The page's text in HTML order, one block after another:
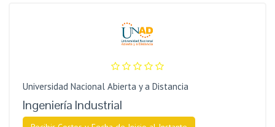
Universidad Nacional Abierta y a Distancia
Ingeniería Industrial